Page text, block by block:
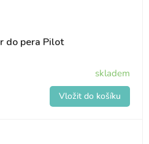
do pera Pilot
skladem